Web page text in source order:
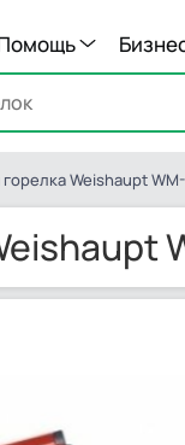
Weishaupt